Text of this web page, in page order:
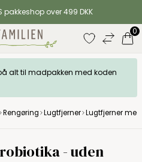
pakkeshop over 499 DKK
0
på alt til madpakken med koden
Rengøring Lugtfjerner Lugtfjerner
- uden